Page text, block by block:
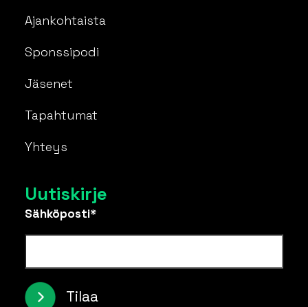
Ajankohtaista
Sponssipodi
Jäsenet
Tapahtumat
Yhteys
Uutiskirje
Sähköposti*
Tilaa